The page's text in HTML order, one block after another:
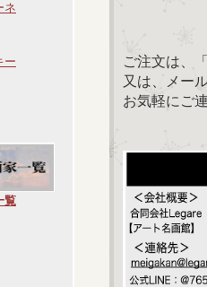
ネ
ー
覧
ご注文は、
又は、メー
お気軽にご